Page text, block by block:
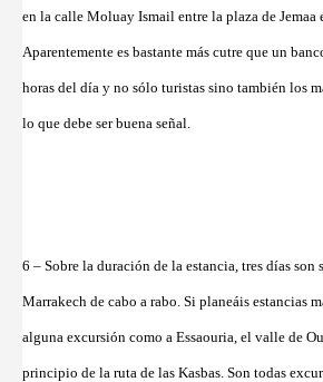
en la calle Moluay Ismail entre la plaza de Jemaa
Aparentemente es bastante más cutre que un
horas del día y no sólo turistas sino también los
lo que debe ser buena señal.
6 – Sobre la duración de la estancia, tres días
Marrakech de cabo a rabo. Si planeáis estancias
alguna excursión como a Essaouria, el valle de
principio de la ruta de las Kasbas. Son todas